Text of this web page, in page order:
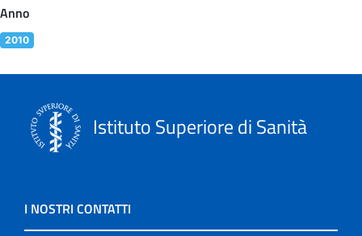
Anno
2010
Istituto Superiore di Sanità
I NOSTRI CONTATTI